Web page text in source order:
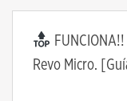
Revo Micro.